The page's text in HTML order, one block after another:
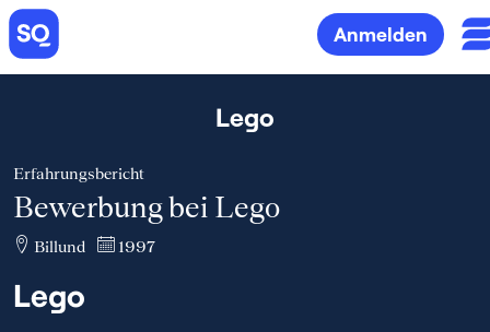
Anmelden
Lego
Erfahrungsbericht
Bewerbung bei Lego
Billund 1997
Lego